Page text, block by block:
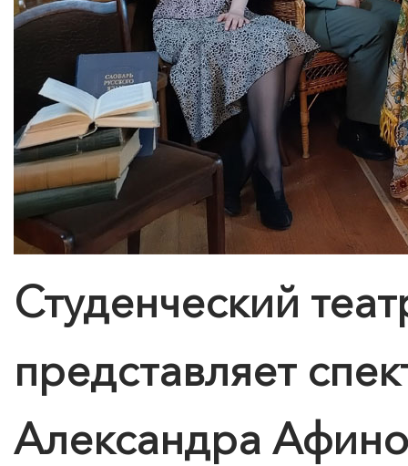
Студенческий
представляет
Александра